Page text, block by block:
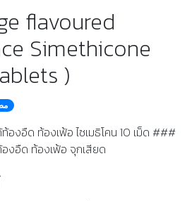
flavoured
Simethicone
)
องอืด ท้องเฟ้อ ไซเมธิโคน 10 เม็ด ###
งอืด ท้องเฟ้อ จุกเสียด